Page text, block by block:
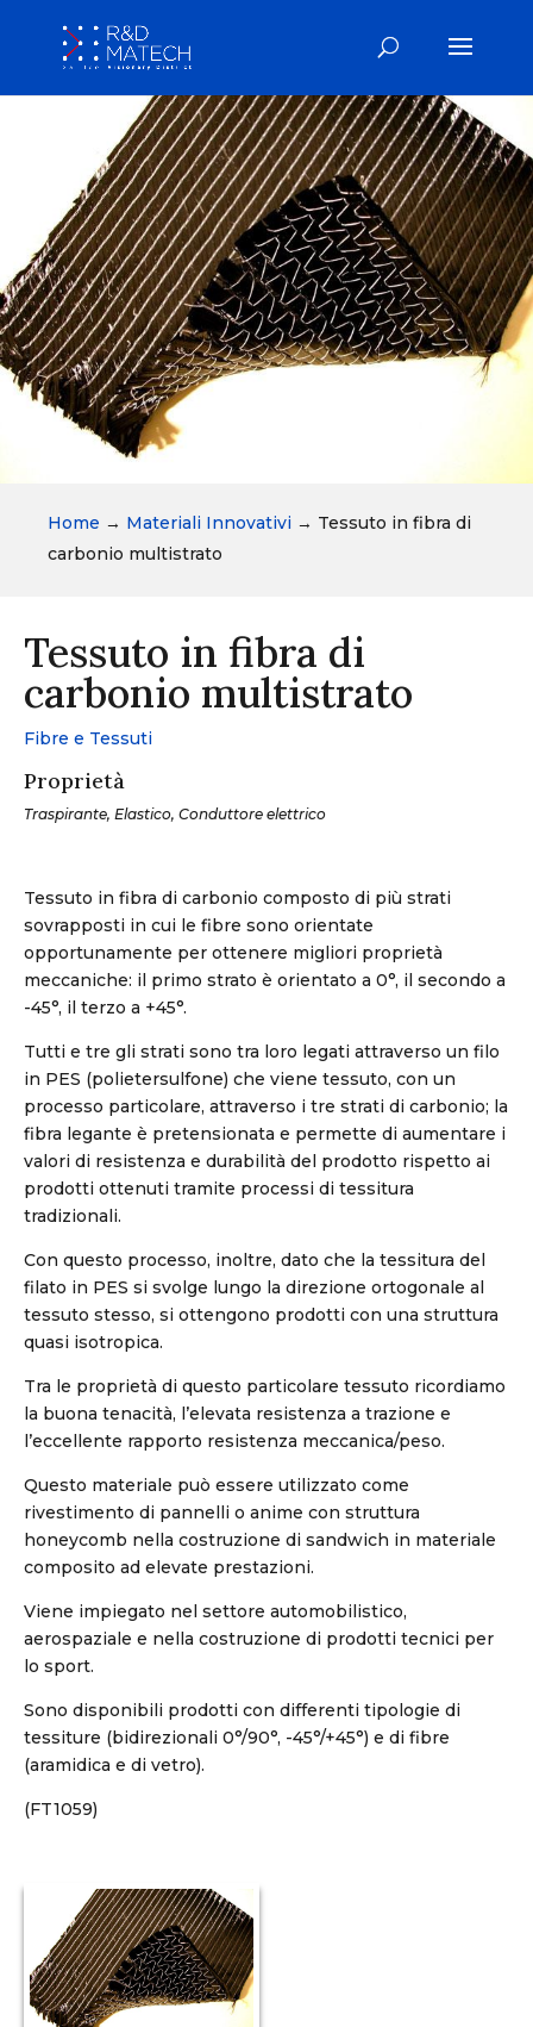
Home → Materiali Innovativi → Tessuto in fibra di
carbonio multistrato
Tessuto in fibra di
carbonio multistrato
Fibre e Tessuti
Proprietà
Traspirante, Elastico, Conduttore elettrico
Tessuto in fibra di carbonio composto di più strati
sovrapposti in cui le fibre sono orientate
opportunamente per ottenere migliori proprietà
meccaniche: il primo strato è orientato a 0°, il secondo a
-45°, il terzo a +45°.
Tutti e tre gli strati sono tra loro legati attraverso un filo
in PES (polietersulfone) che viene tessuto, con un
processo particolare, attraverso i tre strati di carbonio; la
fibra legante è pretensionata e permette di aumentare i
valori di resistenza e durabilità del prodotto rispetto ai
prodotti ottenuti tramite processi di tessitura
tradizionali.
Con questo processo, inoltre, dato che la tessitura del
filato in PES si svolge lungo la direzione ortogonale al
tessuto stesso, si ottengono prodotti con una struttura
quasi isotropica.
Tra le proprietà di questo particolare tessuto ricordiamo
la buona tenacità, l’elevata resistenza a trazione e
l’eccellente rapporto resistenza meccanica/peso.
Questo materiale può essere utilizzato come
rivestimento di pannelli o anime con struttura
honeycomb nella costruzione di sandwich in materiale
composito ad elevate prestazioni.
Viene impiegato nel settore automobilistico,
aerospaziale e nella costruzione di prodotti tecnici per
lo sport.
Sono disponibili prodotti con differenti tipologie di
tessiture (bidirezionali 0°/90°, -45°/+45°) e di fibre
(aramidica e di vetro).
(FT1059)